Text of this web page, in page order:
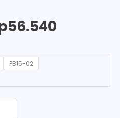
56.540
PB15-02